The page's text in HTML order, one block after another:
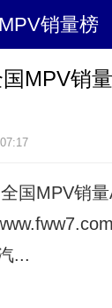
MPV销量榜
MPV销
国MPV销
...